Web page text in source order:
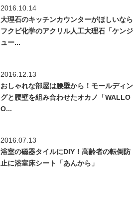
2016.10.14
大理石のキッチンカウンターがほしいなら
フクビ化学のアクリル人工大理石「ケンジ
ュー...
2016.12.13
おしゃれな部屋は腰壁から！モールディン
グと腰壁を組み合わせたオカノ「WALLO
O...
2016.07.13
浴室の磁器タイルにDIY！高齢者の転倒防
止に浴室床シート「あんから」